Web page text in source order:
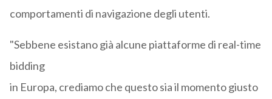
comportamenti di navigazione degli utenti.
"Sebbene esistano già alcune piattaforme di real-time
bidding
in Europa, crediamo che questo sia il momento giusto